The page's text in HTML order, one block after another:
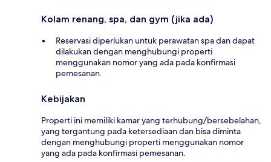
Kolam renang, spa, dan gym (jika ada)
Reservasi diperlukan untuk perawatan spa dan dapat
dilakukan dengan menghubungi properti
menggunakan nomor yang ada pada konfirmasi
pemesanan.
Kebijakan
Properti ini memiliki kamar yang terhubung/bersebelahan,
yang tergantung pada ketersediaan dan bisa diminta
dengan menghubungi properti menggunakan nomor
yang ada pada konfirmasi pemesanan.